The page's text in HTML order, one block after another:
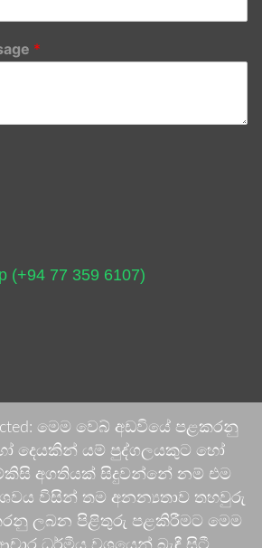
*
(+94 77 359 6107)
මෙම වෙබ් අඩවියේ පළකරනු
දෙයකින් යම් පුද්ගලයකුට හෝ
අගතියක් සිදුවන්නේ නම් එම
විසින් තම අනන්‍යතාව තහවුරු
ලබන පිළිතුරු පළකිරීමට මෙම